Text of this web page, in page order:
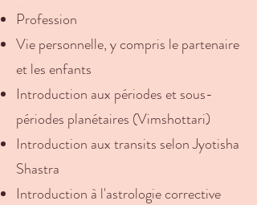
Profession
Vie personnelle, y compris le partenaire
et les enfants
Introduction aux périodes et sous-
périodes planétaires (Vimshottari)
Introduction aux transits selon Jyotisha
Shastra
Introduction à l'astrologie corrective